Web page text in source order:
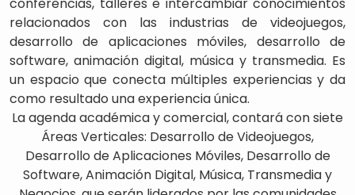
relacionados con las industrias de videojuegos,
desarrollo de aplicaciones móviles, desarrollo de
software, animación digital, música y transmedia. Es
un espacio que conecta múltiples experiencias y da
como resultado una experiencia única.
La agenda académica y comercial, contará con siete
Áreas Verticales: Desarrollo de Videojuegos,
Desarrollo de Aplicaciones Móviles, Desarrollo de
Software, Animación Digital, Música, Transmedia y